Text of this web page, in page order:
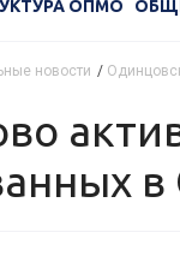
ОПМО
новости /
в